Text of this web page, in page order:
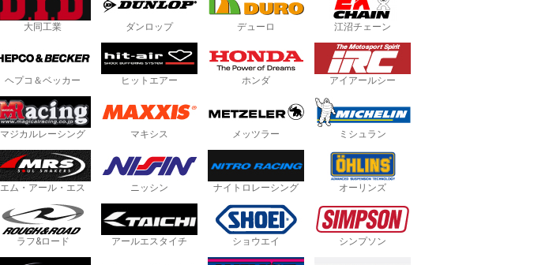
大同工業 ダンロップ デューロ 江沼チェーン
ヘプコ＆ベッカー ヒットエアー ホンダ アイアールシー
マジカルレーシング マキシス メッツラー ミシュラン
エム・アール・エス ニッシン ナイトロレーシング オーリンズ
ラフ&ロード アールエスタイチ ショウエイ シンプソン